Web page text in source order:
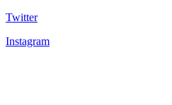
Twitter
Instagram